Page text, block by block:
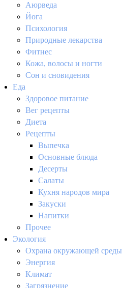
Аюрведа
Йога
Психология
Природные лекарства
Фитнес
Кожа, волосы и ногти
Сон и сновидения
Еда
Здоровое питание
Вег рецепты
Диета
Рецепты
Выпечка
Основные блюда
Десерты
Салаты
Кухня народов мира
Закуски
Напитки
Прочее
Экология
Охрана окружающей среды
Энергия
Климат
Загрязнение